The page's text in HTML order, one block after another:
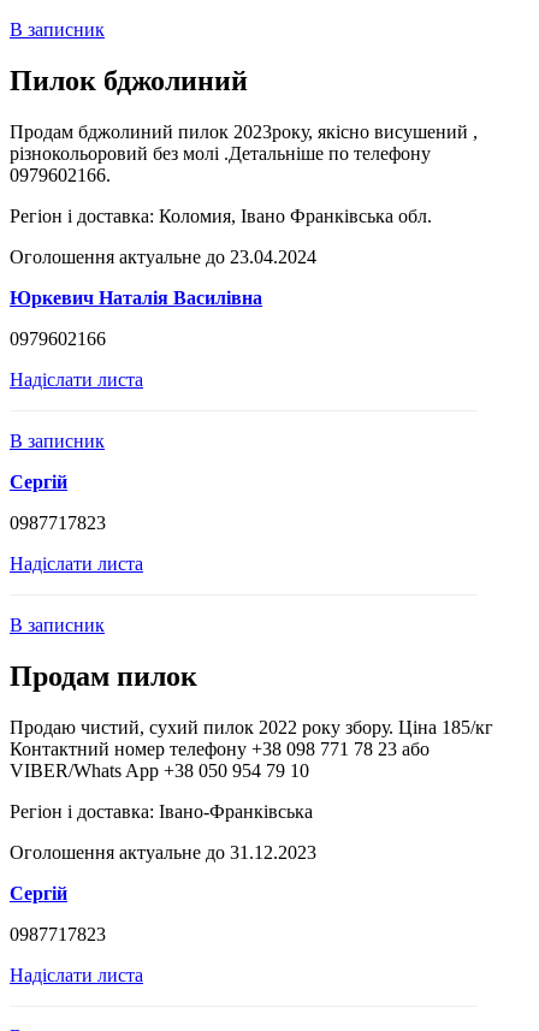
В записник
Пилок бджолиний
Продам бджолиний пилок 2023року, якісно висушений ,
різнокольоровий без молі .Детальніше по телефону
0979602166.
Регіон і доставка: Коломия, Івано Франківська обл.
Оголошення актуальне до 23.04.2024
Юркевич Наталія Василівна
0979602166
Надіслати листа
В записник
Сергій
0987717823
Надіслати листа
В записник
Продам пилок
Продаю чистий, сухий пилок 2022 року збору. Ціна 185/кг
Контактний номер телефону +38 098 771 78 23 або
VIBER/Whats App +38 050 954 79 10
Регіон і доставка: Івано-Франківська
Оголошення актуальне до 31.12.2023
Сергій
0987717823
Надіслати листа